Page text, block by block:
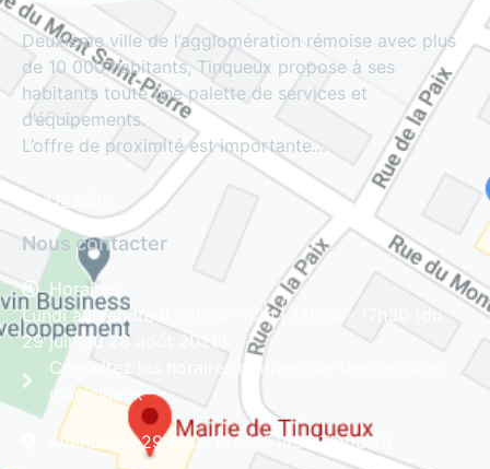
Deuxième ville de l’agglomération rémoise avec plus
de 10 000 habitants, Tinqueux propose à ses
habitants toute une palette de services et
d’équipements.
L’offre de proximité est importante…
Lire la suite
Nous contacter
Horaires
Lundi au vendredi : 8h30 - 12h | 13h30 - 17h30 (du
29 juin au 28 août 2026)
Consultez les horaires d'ouverture des services
municipaux
Avenue du 29 Août 1944, 51430 Tinqueux